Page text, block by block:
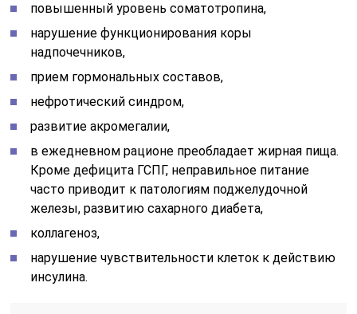
повышенный уровень соматотропина,
нарушение функционирования коры
надпочечников,
прием гормональных составов,
нефротический синдром,
развитие акромегалии,
в ежедневном рационе преобладает жирная пища.
Кроме дефицита ГСПГ, неправильное питание
часто приводит к патологиям поджелудочной
железы, развитию сахарного диабета,
коллагеноз,
нарушение чувствительности клеток к действию
инсулина.